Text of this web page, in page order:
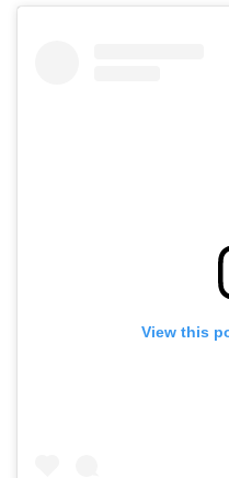
View this